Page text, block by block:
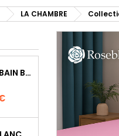
LA CHAMBRE
SERVIETTE DE BAIN BLANC